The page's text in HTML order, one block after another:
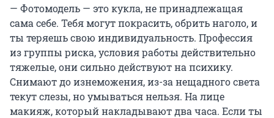
— Фотомодель — это кукла, не принадлежащая
сама себе. Тебя могут покрасить, обрить наголо, и
ты теряешь свою индивидуальность. Профессия
из группы риска, условия работы действительно
тяжелые, они сильно действуют на психику.
Снимают до изнеможения, из-за нещадного света
текут слезы, но умываться нельзя. На лице
макияж, который накладывают два часа. Если ты